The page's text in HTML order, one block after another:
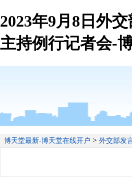
2023年9月8日外
主持例行记者会-
博天堂最新-博天堂在线开户 > 外交部发